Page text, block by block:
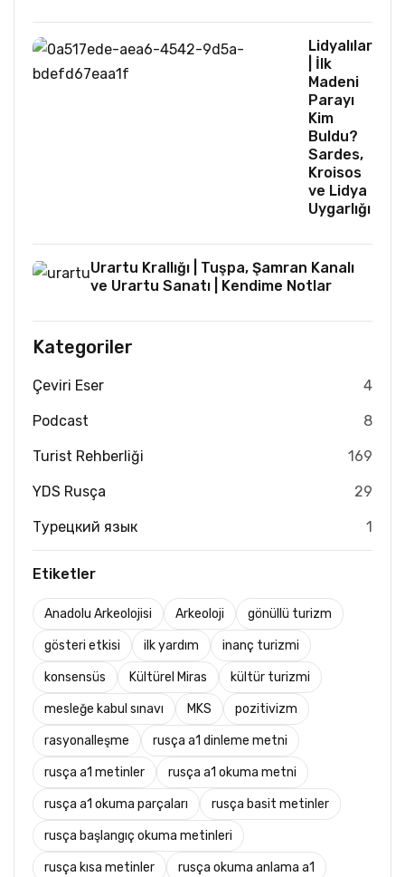
Lidyalılar
| İlk
Madeni
Parayı
Kim
Buldu?
Sardes,
Kroisos
ve Lidya
Uygarlığı
Urartu Krallığı | Tuşpa, Şamran Kanalı
ve Urartu Sanatı | Kendime Notlar
Kategoriler
Çeviri Eser 4
Podcast 8
Turist Rehberliği 169
YDS Rusça 29
Турецкий язык 1
Etiketler
Anadolu Arkeolojisi Arkeoloji gönüllü turizm
gösteri etkisi ilk yardım inanç turizmi
konsensüs Kültürel Miras kültür turizmi
mesleğe kabul sınavı MKS pozitivizm
rasyonalleşme rusça a1 dinleme metni
rusça a1 metinler rusça a1 okuma metni
rusça a1 okuma parçaları rusça basit metinler
rusça başlangıç okuma metinleri
rusça kısa metinler rusça okuma anlama a1